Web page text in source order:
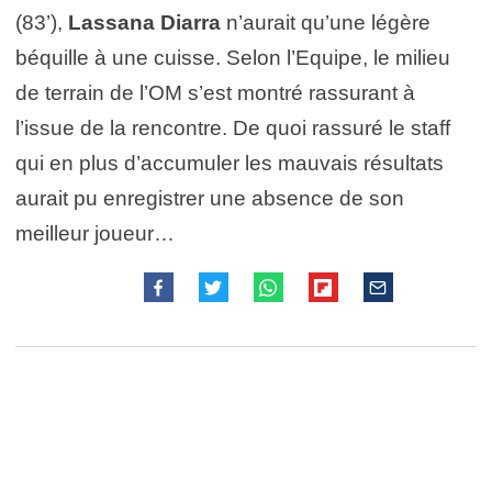
(83’), Lassana Diarra n’aurait qu’une légère
béquille à une cuisse. Selon l’Equipe, le milieu
de terrain de l’OM s’est montré rassurant à
l’issue de la rencontre. De quoi rassuré le staff
qui en plus d’accumuler les mauvais résultats
aurait pu enregistrer une absence de son
meilleur joueur…